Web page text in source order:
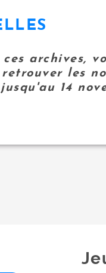
ces archives,
les
14